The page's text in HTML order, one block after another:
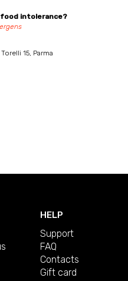
food intolerance?
15, Parma
HELP
Support
FAQ
Contacts
Gift card